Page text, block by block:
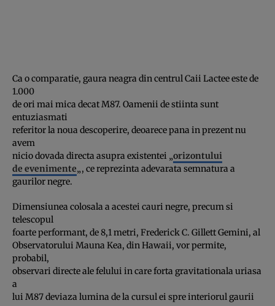
Ca o comparatie, gaura neagra din centrul Caii Lactee este de
1.000
de ori mai mica decat M87. Oamenii de stiinta sunt
entuziasmati
referitor la noua descoperire, deoarece pana in prezent nu
avem
nicio dovada directa asupra existentei „orizontului
de evenimente„, ce reprezinta adevarata semnatura a
gaurilor negre.
Dimensiunea colosala a acestei cauri negre, precum si
telescopul
foarte performant, de 8,1 metri, Frederick C. Gillett Gemini, al
Observatorului Mauna Kea, din Hawaii, vor permite,
probabil,
observari directe ale felului in care forta gravitationala uriasa
a
lui M87 deviaza lumina de la cursul ei spre interiorul gaurii